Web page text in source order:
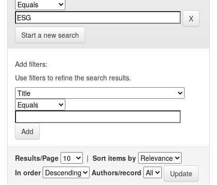
Start a new search
Add filters:
Use filters to refine the search results.
Results/Page | Sort items by
In order
Authors/record